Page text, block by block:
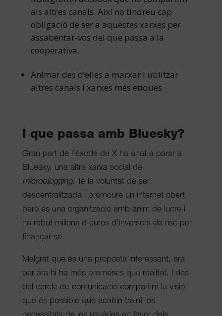
als altres canals. Així no tindreu cap
obligació de ser a aquestes xarxes per
assabentar-vos del que passa a la
cooperativa.
Animar des d’elles a marxar i utilitzar
altres canals i xarxes més ètiques
I que passa amb Bluesky?
Gran part de l’èxode de X ha anat a parar a
Bluesky, una altra xarxa social de
microblogging.
Té la voluntat de ser
descentralitzada i promoure un internet obert,
però és una organització amb ànim de lucre i
ha rebut milions d’euros d’inversors de risc per
finançar-se.
Malgrat que és una proposta interessant, ara
per ara hi ha més promeses que realitat, i des
del cercle de comunicació compartim la visió
que és possible que acabin traint les